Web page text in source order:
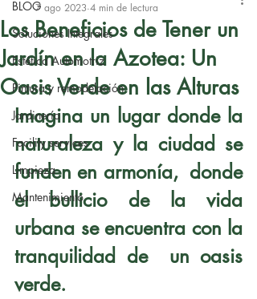
BLOG
Soluciones Integrales
Estética Automotriz
Pintura y remodelación
Jardinería
Facility services
Limpieza
Mantenimiento
Los Beneficios de Tener un
Jardín en la Azotea: Un
Oasis Verde en las Alturas
7 ago 2023 4 min de lectura
Imagina un lugar donde la
naturaleza y la ciudad se
funden en armonía,  donde
el bullicio de la vida
urbana se encuentra con la
tranquilidad de  un oasis
verde.